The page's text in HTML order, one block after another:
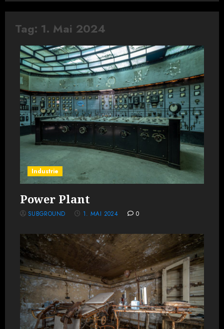
Tag: 1. Mai 2024
Industrie
Power Plant
SUBGROUND 1. MAI 2024 0